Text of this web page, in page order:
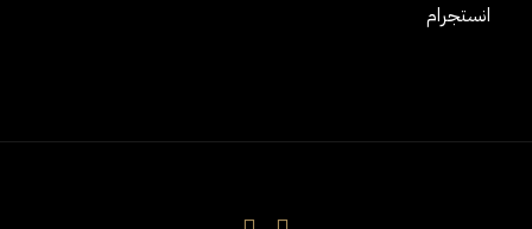
انستجرام